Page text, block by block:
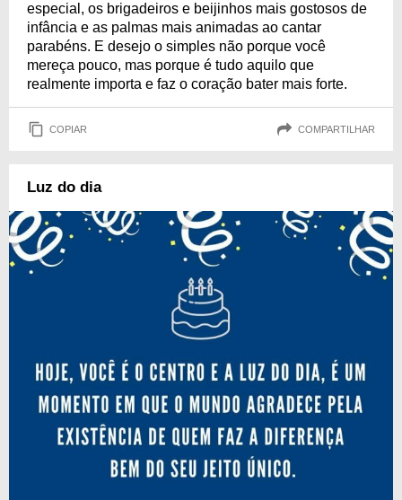
especial, os brigadeiros e beijinhos mais gostosos de
infância e as palmas mais animadas ao cantar
parabéns. E desejo o simples não porque você
mereça pouco, mas porque é tudo aquilo que
realmente importa e faz o coração bater mais forte.
COPIAR COMPARTILHAR
Luz do dia